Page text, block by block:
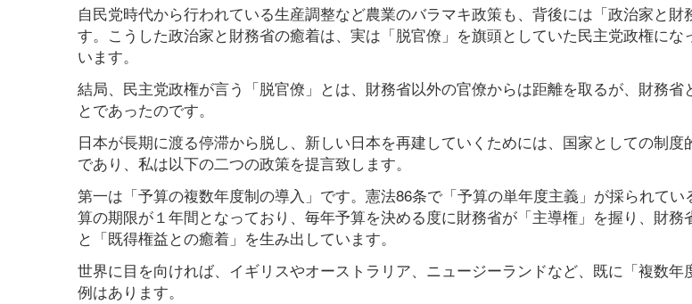
自民党時代から行われている生産調整など農業のバラマキ政策も、背後には「政治家と財
す。こうした政治家と財務省の癒着は、実は「脱官僚」を旗頭としていた民主党政権にな
います。
結局、民主党政権が言う「脱官僚」とは、財務省以外の官僚からは距離を取るが、財務省
とであったのです。
日本が長期に渡る停滞から脱し、新しい日本を再建していくためには、国家としての制
であり、私は以下の二つの政策を提言致します。
第一は「予算の複数年度制の導入」です。憲法86条で「予算の単年度主義」が採られて
算の期限が１年間となっており、毎年予算を決める度に財務省が「主導権」を握り、財務
と「既得権益との癒着」を生み出しています。
世界に目を向ければ、イギリスやオーストラリア、ニュージーランドなど、既に「複数年
例はあります。